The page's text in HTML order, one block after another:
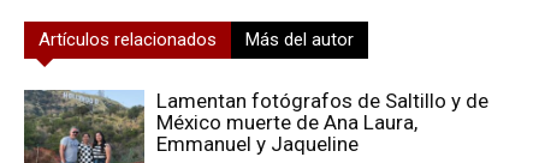
Artículos relacionados Más del autor
Lamentan fotógrafos de Saltillo y de
México muerte de Ana Laura,
Emmanuel y Jaqueline